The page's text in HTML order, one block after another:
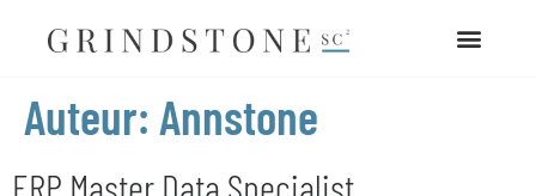
Auteur: Annstone
ERP Master Data Specialist